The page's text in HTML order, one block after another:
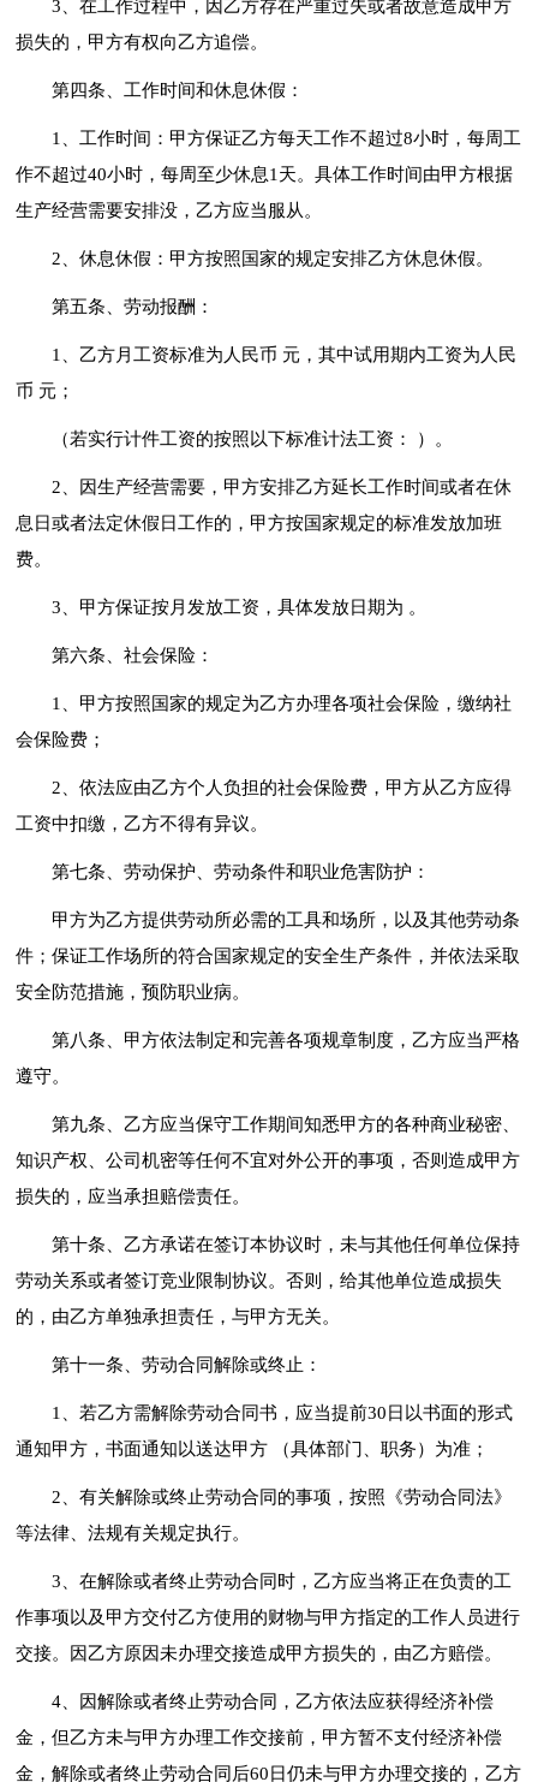
3、在工作过程中，因乙方存在严重过失或者故意造成甲方
损失的，甲方有权向乙方追偿。
第四条、工作时间和休息休假：
1、工作时间：甲方保证乙方每天工作不超过8小时，每周工
作不超过40小时，每周至少休息1天。具体工作时间由甲方根据
生产经营需要安排没，乙方应当服从。
2、休息休假：甲方按照国家的规定安排乙方休息休假。
第五条、劳动报酬：
1、乙方月工资标准为人民币 元，其中试用期内工资为人民
币 元；
（若实行计件工资的按照以下标准计法工资： ）。
2、因生产经营需要，甲方安排乙方延长工作时间或者在休
息日或者法定休假日工作的，甲方按国家规定的标准发放加班
费。
3、甲方保证按月发放工资，具体发放日期为 。
第六条、社会保险：
1、甲方按照国家的规定为乙方办理各项社会保险，缴纳社
会保险费；
2、依法应由乙方个人负担的社会保险费，甲方从乙方应得
工资中扣缴，乙方不得有异议。
第七条、劳动保护、劳动条件和职业危害防护：
甲方为乙方提供劳动所必需的工具和场所，以及其他劳动条
件；保证工作场所的符合国家规定的安全生产条件，并依法采取
安全防范措施，预防职业病。
第八条、甲方依法制定和完善各项规章制度，乙方应当严格
遵守。
第九条、乙方应当保守工作期间知悉甲方的各种商业秘密、
知识产权、公司机密等任何不宜对外公开的事项，否则造成甲方
损失的，应当承担赔偿责任。
第十条、乙方承诺在签订本协议时，未与其他任何单位保持
劳动关系或者签订竞业限制协议。否则，给其他单位造成损失
的，由乙方单独承担责任，与甲方无关。
第十一条、劳动合同解除或终止：
1、若乙方需解除劳动合同书，应当提前30日以书面的形式
通知甲方，书面通知以送达甲方 （具体部门、职务）为准；
2、有关解除或终止劳动合同的事项，按照《劳动合同法》
等法律、法规有关规定执行。
3、在解除或者终止劳动合同时，乙方应当将正在负责的工
作事项以及甲方交付乙方使用的财物与甲方指定的工作人员进行
交接。因乙方原因未办理交接造成甲方损失的，由乙方赔偿。
4、因解除或者终止劳动合同，乙方依法应获得经济补偿
金，但乙方未与甲方办理工作交接前，甲方暂不支付经济补偿
金，解除或者终止劳动合同后60日仍未与甲方办理交接的，乙方